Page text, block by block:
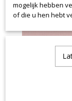
mogelijk hebben
of die u hen hebt